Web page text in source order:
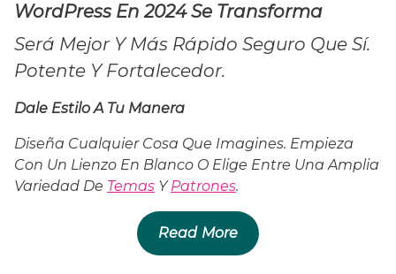
WordPress En 2024 Se Transforma
Será Mejor Y Más Rápido Seguro Que Sí.
Potente Y Fortalecedor.
Dale Estilo A Tu Manera
Diseña Cualquier Cosa Que Imagines. Empieza
Con Un Lienzo En Blanco O Elige Entre Una Amplia
Variedad De Temas YPatrones.
Read More
Primeros Pasos Con WordPress 2024